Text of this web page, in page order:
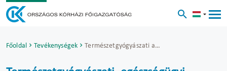
Főoldal Tevékenységek Természetgyógyászati alapmodul és szakmai vizsga